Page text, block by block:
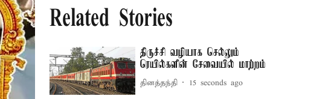
Related Stories
திருச்சி வழியாக செல்லும்
ரெயில்களின் சேவையில் மாற்றம்
தினத்தந்தி 17 seconds ago